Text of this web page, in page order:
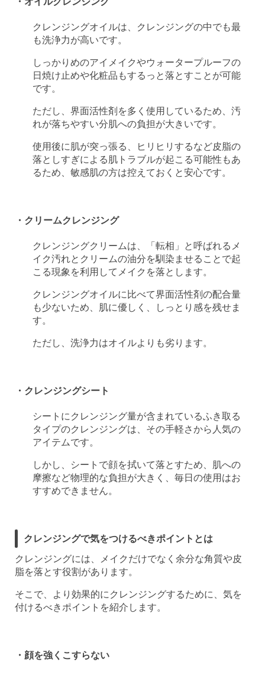
クレンジングオイルは、クレンジングの中でも最
も洗浄力が高いです。
しっかりめのアイメイクやウォータープルーフの
日焼け止めや化粧品もするっと落とすことが可能
です。
ただし、界面活性剤を多く使用しているため、汚
れが落ちやすい分肌への負担が大きいです。
使用後に肌が突っ張る、ヒリヒリするなど皮脂の
落としすぎによる肌トラブルが起こる可能性もあ
るため、敏感肌の方は控えておくと安心です。
・クリームクレンジング
クレンジングクリームは、「転相」と呼ばれるメ
イク汚れとクリームの油分を馴染ませることで起
こる現象を利用してメイクを落とします。
クレンジングオイルに比べて界面活性剤の配合量
も少ないため、肌に優しく、しっとり感を残せま
す。
ただし、洗浄力はオイルよりも劣ります。
・クレンジングシート
シートにクレンジング量が含まれているふき取る
タイプのクレンジングは、その手軽さから人気の
アイテムです。
しかし、シートで顔を拭いて落とすため、肌への
摩擦など物理的な負担が大きく、毎日の使用はお
すすめできません。
クレンジングで気をつけるべきポイントとは
クレンジングには、メイクだけでなく余分な角質や皮
脂を落とす役割があります。
そこで、より効果的にクレンジングするために、気を
付けるべきポイントを紹介します。
・顔を強くこすらない